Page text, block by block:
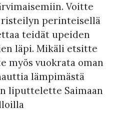
Voitte
perinteisellä
teidät upeiden
läpi. Mikäli etsitte
myös vuokrata oman
lämpimästä
liputtelette Saimaan